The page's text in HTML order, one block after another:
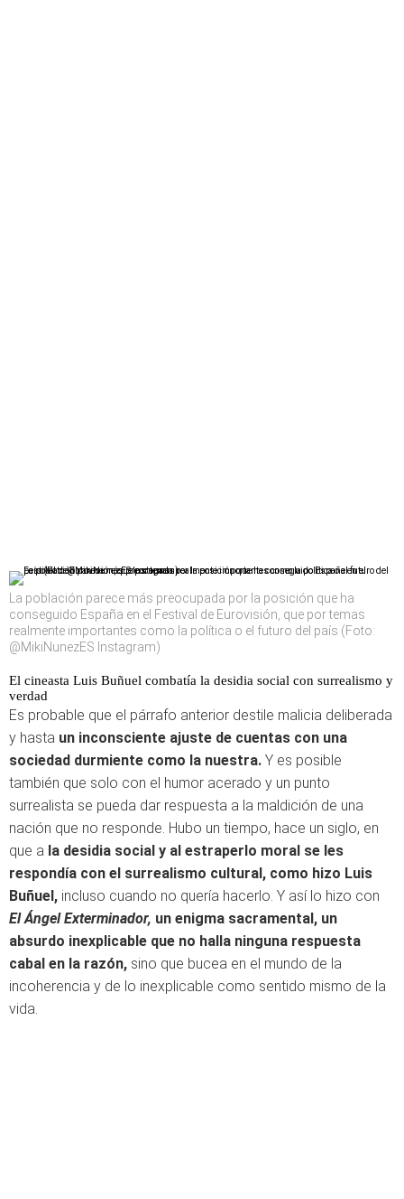
La población parece más preocupada por la posición que ha
conseguido España en el Festival de Eurovisión, que por temas
realmente importantes como la política o el futuro del país (Foto:
@MikiNunezES Instagram)
El cineasta Luis Buñuel combatía la desidia social con surrealismo y
verdad
Es probable que el párrafo anterior destile malicia deliberada
y hasta un inconsciente ajuste de cuentas con una
sociedad durmiente como la nuestra. Y es posible
también que solo con el humor acerado y un punto
surrealista se pueda dar respuesta a la maldición de una
nación que no responde. Hubo un tiempo, hace un siglo, en
que a la desidia social y al estraperlo moral se les
respondía con el surrealismo cultural, como hizo Luis
Buñuel, incluso cuando no quería hacerlo. Y así lo hizo con
El Ángel Exterminador, un enigma sacramental, un
absurdo inexplicable que no halla ninguna respuesta
cabal en la razón, sino que bucea en el mundo de la
incoherencia y de lo inexplicable como sentido mismo de la
vida.